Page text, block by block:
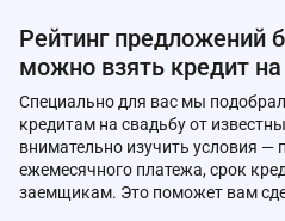
Рейтинг предложений
можно взять кредит
Специально для вас мы
кредитам на свадьбу от
внимательно изучить условия —
ежемесячного платежа, срок
заемщикам. Это поможет вам